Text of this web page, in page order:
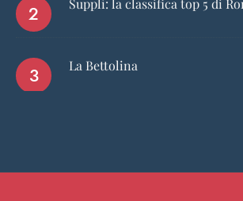
Supplì: la classifica top 5 di
La Bettolina